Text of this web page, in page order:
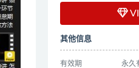
其他信息
有效期 永久